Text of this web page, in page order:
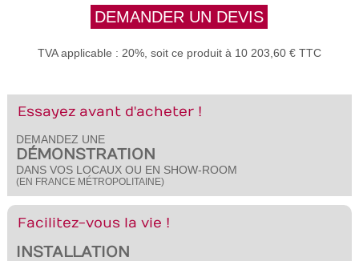
DEMANDER UN DEVIS
TVA applicable : 20%, soit ce produit à 10 203,60 € TTC
Essayez avant d'acheter !
DEMANDEZ UNE
DÉMONSTRATION
DANS VOS LOCAUX OU EN SHOW-ROOM
(EN FRANCE MÉTROPOLITAINE)
Facilitez-vous la vie !
INSTALLATION